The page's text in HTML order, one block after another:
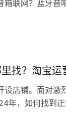
联网？蓝牙音
找？淘宝运
店铺。面对激
年，如何找到